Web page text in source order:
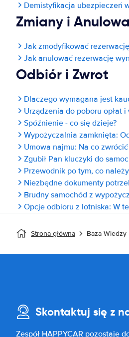
Demistyfikacja ubezpieczeń
Zmiany i
Jak zmodyfikować
Jak anulować rezerwację
Odbiór i Zwrot
Dlaczego wymagana jest
Urządzenia do poboru opłat
Spóźnienie - co się dzieje?
Wypożyczalnia zamknięta:
Umowa najmu: Na co
Zgubił Pan kluczyki do
Przewodnik po tym, co
Niezbędne dokumenty
Brudny samochód z
Opcje odbioru z lotniska: W
Strona główna Baza Wiedzy
Skontaktuj się z
Zespół HAPPYCAR pozostaje